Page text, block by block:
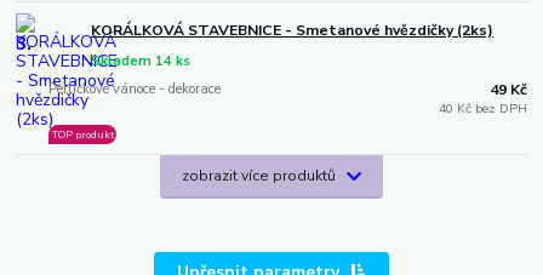
3. KORÁLKOVÁ STAVEBNICE - Smetanové hvězdičky (2ks)
Perličkové vánoce - dekorace
Skladem 14 ks
TOP produkt
49 Kč
40 Kč bez DPH
zobrazit více produktů